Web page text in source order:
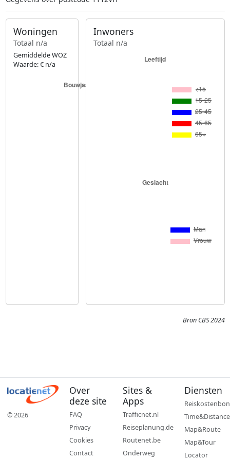
Woningen
Totaal n/a
Gemiddelde WOZ
Waarde: € n/a
Inwoners
Totaal n/a
Bron CBS 2024
© 2026
Over
deze site
FAQ
Privacy
Cookies
Contact
Sites &
Apps
Trafficnet.nl
Reiseplanung.de
Routenet.be
Onderweg
Diensten
Reiskostenbon
Time&Distance
Map&Route
Map&Tour
Locator